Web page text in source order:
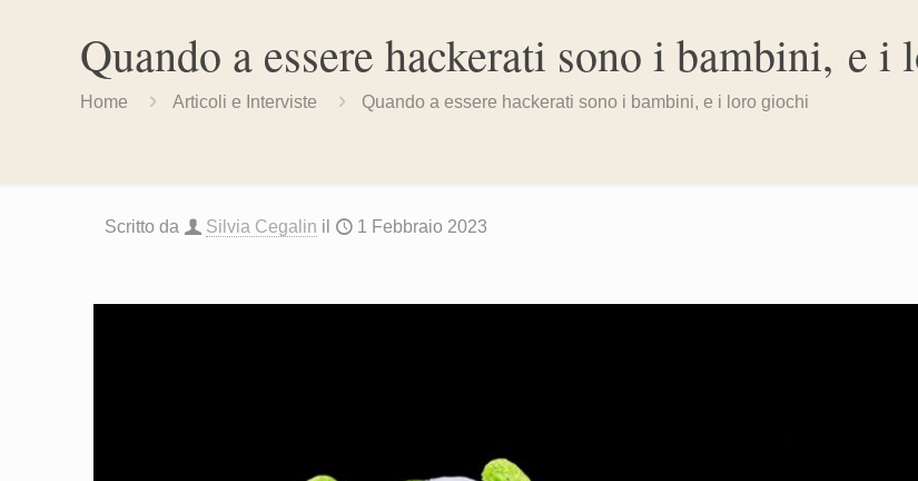
Quando a essere hackerati sono i bambini, e i
Home Articoli e Interviste Quando a essere hackerati sono i bambini, e i loro giochi
Scritto da Silvia Cegalin il 1 Febbraio 2023